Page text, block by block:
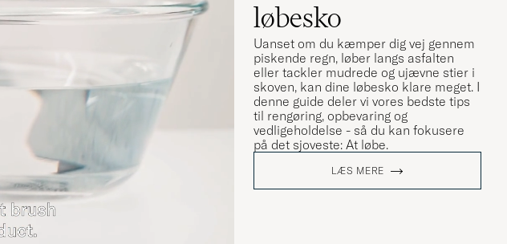
løbesko
Uanset om du kæmper dig vej gennem
piskende regn, løber langs asfalten
eller tackler mudrede og ujævne stier i
skoven, kan dine løbesko klare meget. I
denne guide deler vi vores bedste tips
til rengøring, opbevaring og
vedligeholdelse - så du kan fokusere
på det sjoveste: At løbe.
LÆS MERE